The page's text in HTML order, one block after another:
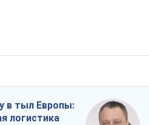
в тыл Европы:
логистика